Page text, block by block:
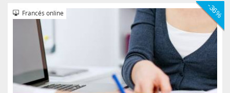
Francés online -36%